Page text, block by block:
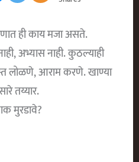
ही काय मजा असते.
अभ्यास नाही. कुठल्याही
लोळणे, आराम करणे. खाण्या
तय्यार.
मुरडावे?